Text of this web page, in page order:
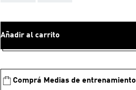
Añadir al carrito
Comprá Medias de entrenamiento